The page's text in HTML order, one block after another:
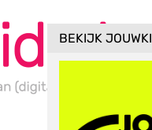
BEKIJK